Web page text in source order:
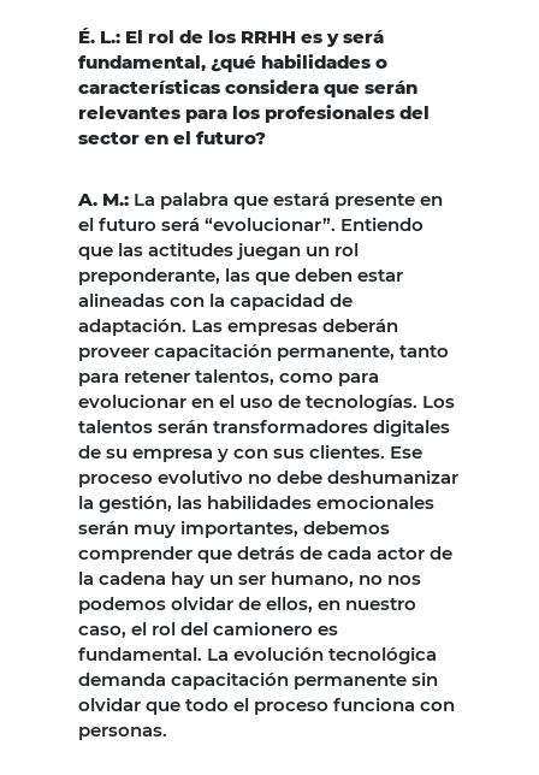
É. L.: El rol de los RRHH es y será
fundamental, ¿qué habilidades o
características considera que serán
relevantes para los profesionales del
sector en el futuro?
A. M.: La palabra que estará presente en
el futuro será “evolucionar”. Entiendo
que las actitudes juegan un rol
preponderante, las que deben estar
alineadas con la capacidad de
adaptación. Las empresas deberán
proveer capacitación permanente, tanto
para retener talentos, como para
evolucionar en el uso de tecnologías. Los
talentos serán transformadores digitales
de su empresa y con sus clientes. Ese
proceso evolutivo no debe deshumanizar
la gestión, las habilidades emocionales
serán muy importantes, debemos
comprender que detrás de cada actor de
la cadena hay un ser humano, no nos
podemos olvidar de ellos, en nuestro
caso, el rol del camionero es
fundamental. La evolución tecnológica
demanda capacitación permanente sin
olvidar que todo el proceso funciona con
personas.